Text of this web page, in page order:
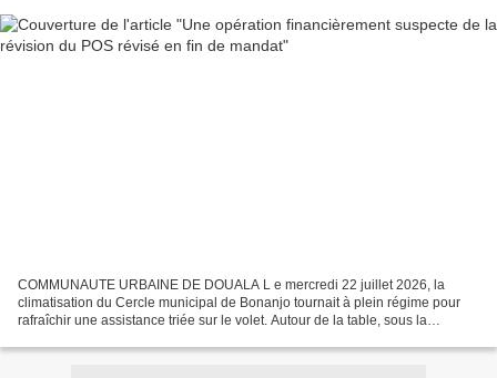
COMMUNAUTE URBAINE DE DOUALA L e mercredi 22 juillet 2026, la
climatisation du Cercle municipal de Bonanjo tournait à plein régime pour
rafraîchir une assistance triée sur le volet. Autour de la table, sous la